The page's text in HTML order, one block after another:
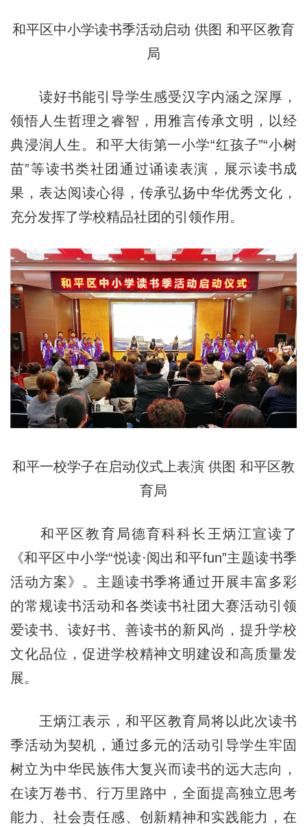
和平区中小学读书季活动启动 供图 和平区教育
局
读好书能引导学生感受汉字内涵之深厚，
领悟人生哲理之睿智，用雅言传承文明，以经
典浸润人生。和平大街第一小学“红孩子”“小树
苗”等读书类社团通过诵读表演，展示读书成
果，表达阅读心得，传承弘扬中华优秀文化，
充分发挥了学校精品社团的引领作用。
和平一校学子在启动仪式上表演 供图 和平区教
育局
和平区教育局德育科科长王炳江宣读了
《和平区中小学“悦读·阅出和平fun”主题读书季
活动方案》。主题读书季将通过开展丰富多彩
的常规读书活动和各类读书社团大赛活动引领
爱读书、读好书、善读书的新风尚，提升学校
文化品位，促进学校精神文明建设和高质量发
展。
王炳江表示，和平区教育局将以此次读书
季活动为契机，通过多元的活动引导学生牢固
树立为中华民族伟大复兴而读书的远大志向，
在读万卷书、行万里路中，全面提高独立思考
能力、社会责任感、创新精神和实践能力，在